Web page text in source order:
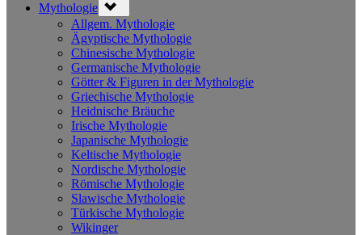
Mythologie sub-
menu
Allgem. Mythologie
Ägyptische Mythologie
Chinesische Mythologie
Germanische Mythologie
Götter & Figuren in der Mythologie
Griechische Mythologie
Heidnische Bräuche
Irische Mythologie
Japanische Mythologie
Keltische Mythologie
Nordische Mythologie
Römische Mythologie
Slawische Mythologie
Türkische Mythologie
Wikinger